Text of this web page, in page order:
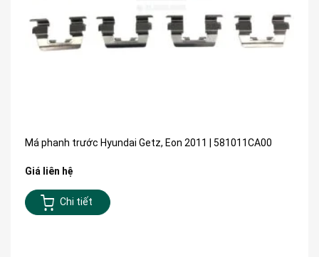
Má phanh trước Hyundai Getz, Eon 2011 | 581011CA00
Giá liên hệ
Chi tiết